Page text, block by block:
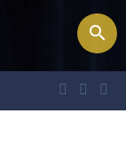
search